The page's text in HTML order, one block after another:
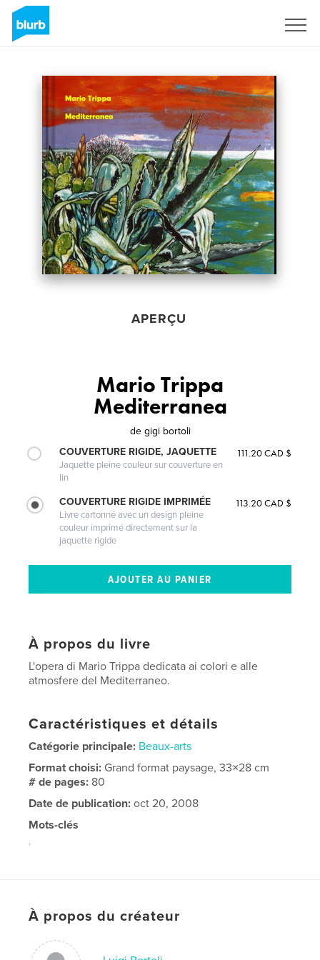
APERÇU
Mario Trippa
Mediterranea
de gigi bortoli
COUVERTURE RIGIDE, JAQUETTE
Jaquette pleine couleur sur couverture en
lin
111.20 CAD $
COUVERTURE RIGIDE IMPRIMÉE
Livre cartonné avec un design pleine
couleur imprimé directement sur la
jaquette rigide
113.20 CAD $
À propos du livre
L'opera di Mario Trippa dedicata ai colori e alle
atmosfere del Mediterraneo.
Caractéristiques et détails
Catégorie principale: Beaux-arts
Format choisi: Grand format paysage, 33×28 cm
# de pages: 80
Date de publication: oct 20, 2008
Mots-clés
,
À propos du créateur